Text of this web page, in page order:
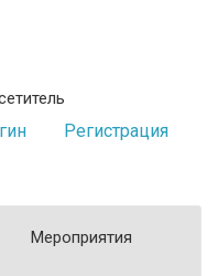
Регистрация
Мероприятия